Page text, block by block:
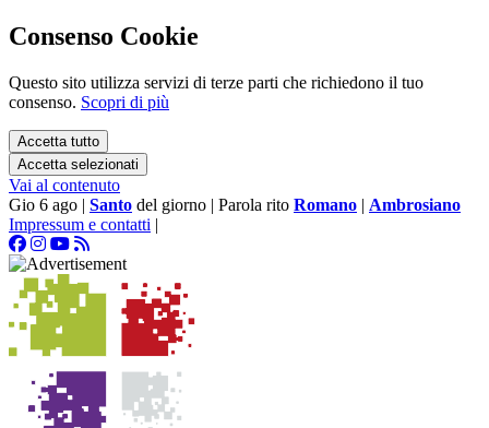
Consenso Cookie
Questo sito utilizza servizi di terze parti che richiedono il tuo
consenso. Scopri di più
Accetta tutto
Accetta selezionati
Vai al contenuto
Gio 6 ago | Santo del giorno | Parola rito Romano | Ambrosiano
Impressum e contatti |